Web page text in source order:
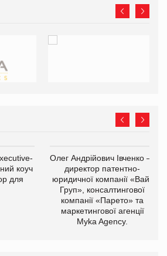
коуч
для
Олег Андрійович Івченко —
директор патентно-
юридичної компанії «Вайз
Груп», консалтингової
компанії «Парето» та
маркетингової агенції
Myka Agency.